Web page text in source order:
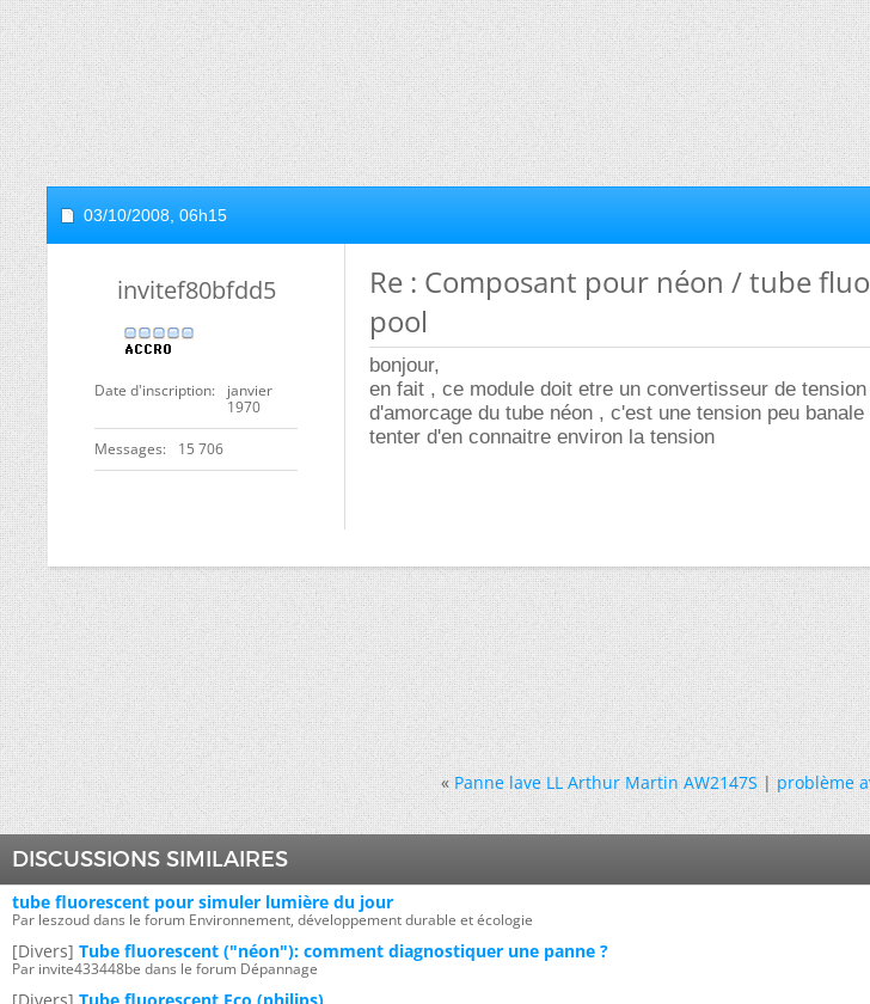
03/10/2008, 06h15
invitef80bfdd5
Date d'inscription
janvier
1970
Messages 15 706
Re : Composant pour néon / tube
pool
bonjour,
en fait , ce module doit etre un convertisseur de
d'amorcage du tube néon , c'est une tension peu
tenter d'en connaitre environ la tension
« Panne lave LL Arthur Martin AW2147S|problème
DISCUSSIONS SIMILAIRES
tube fluorescent pour simuler lumière du jour
Par leszoud dans le forum Environnement, développement durable et écologie
[Divers] Tube fluorescent ("néon"): comment diagnostiquer une panne ?
Par invite433448be dans le forum Dépannage